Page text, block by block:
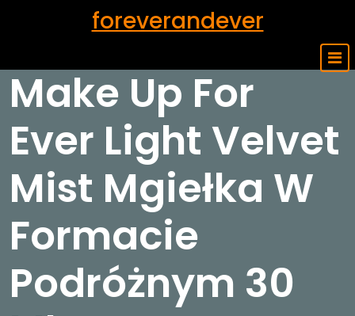
foreverandever
Make Up For
Ever Light Velvet
Mist Mgiełka W
Formacie
Podróżnym 30